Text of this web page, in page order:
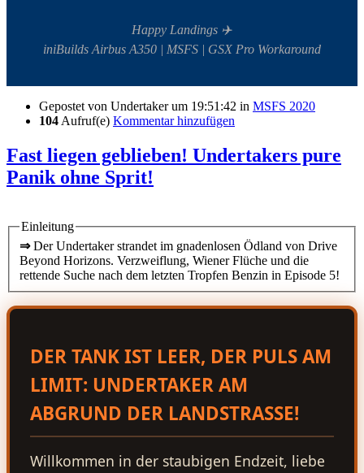
Happy Landings ✈️
iniBuilds Airbus A350 | MSFS | GSX Pro Workaround
Gepostet von Undertakerum 19:51:42 in MSFS 2020
104 Aufruf(e) Kommentar hinzufügen
Fast liegen geblieben! Undertakers pure
Panik ohne Sprit!
Einleitung
⇒Der Undertaker strandet im gnadenlosen Ödland von Drive
Beyond Horizons. Verzweiflung, Wiener Flüche und die
rettende Suche nach dem letzten Tropfen Benzin in Episode 5!
DER TANK IST LEER, DER PULS AM
LIMIT: UNDERTAKER AM
ABGRUND DER LANDSTRASSE!
Willkommen in der staubigen Endzeit, liebe